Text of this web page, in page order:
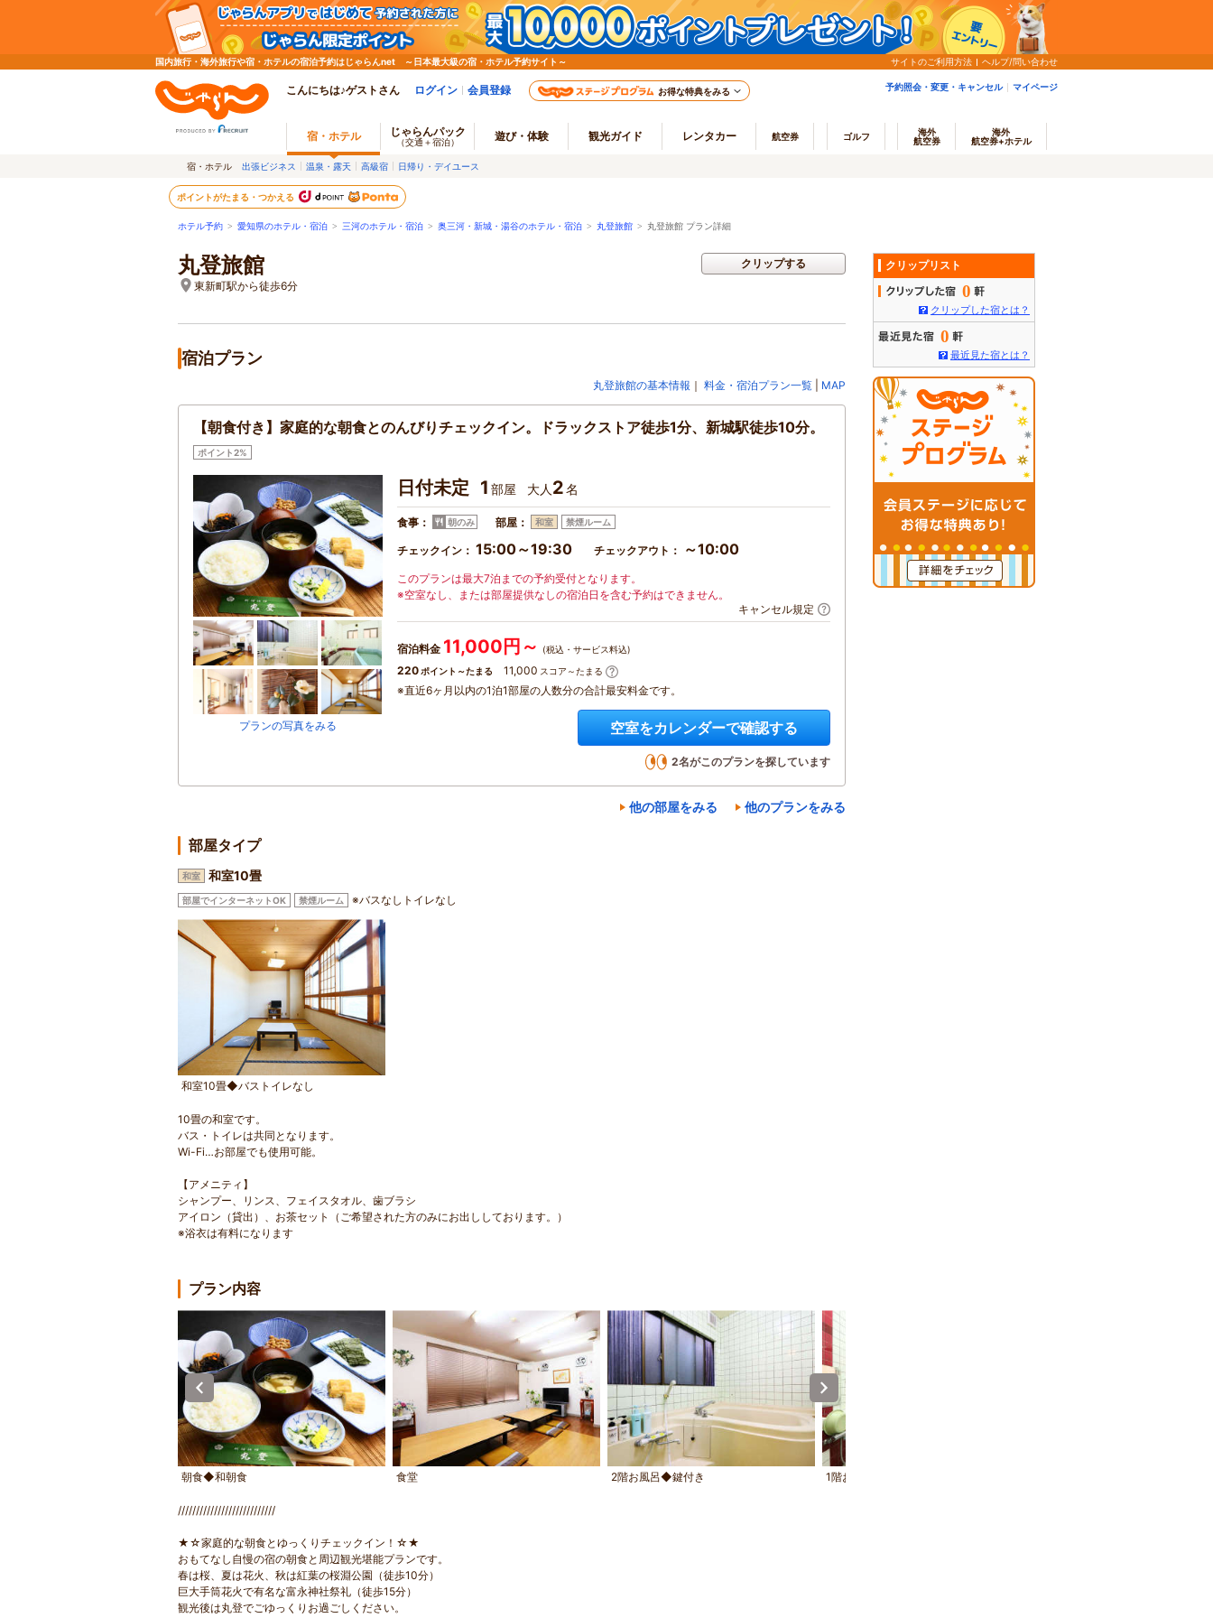
国内旅行・海外旅行や宿・ホテルの宿泊予約はじゃらんnet ～日本最大級の宿・ホテル予約サイト～ サイトのご利用方法 ヘルプ/問い合わせ
こんにちは♪ゲストさん ログイン 会員登録 お得な特典をみる 予約照会・変更・キャンセル マイページ
宿・ホテル じゃらんパック
（交通＋宿泊） 遊び・体験 観光ガイド レンタカー 航空券 ゴルフ
海外
航空券
海外
航空券+ホテル
宿・ホテル 出張ビジネス 温泉・露天 高級宿 日帰り・デイユース
ポイントがたまる・つかえる
ホテル予約 > 愛知県のホテル・宿泊 > 三河のホテル・宿泊 > 奥三河・新城・湯谷のホテル・宿泊 > 丸登旅館 > 丸登旅館 プラン詳細
丸登旅館
東新町駅から徒歩6分
クリップする
宿泊プラン
丸登旅館の基本情報 ｜ 料金・宿泊プラン一覧 MAP
【朝食付き】家庭的な朝食とのんびりチェックイン。ドラックストア徒歩1分、新城駅徒歩10分。
ポイント2%
プランの写真をみる
日付未定 1 部屋 大人 2名
食事： 朝のみ 部屋： 和室 禁煙ルーム
チェックイン： 15:00～19:30 チェックアウト： ～10:00
このプランは最大7泊までの予約受付となります。
※空室なし、または部屋提供なしの宿泊日を含む予約はできません。
キャンセル規定
宿泊料金 11,000円～ (税込・サービス料込)
220 ポイント～たまる 11,000 スコア～たまる
※直近6ヶ月以内の1泊1部屋の人数分の合計最安料金です。
空室をカレンダーで確認する
2名がこのプランを探しています
他の部屋をみる 他のプランをみる
部屋タイプ
和室 和室10畳
部屋でインターネットOK 禁煙ルーム ※バスなしトイレなし
和室10畳◆バストイレなし
10畳の和室です。
バス・トイレは共同となります。
Wi-Fi…お部屋でも使用可能。
【アメニティ】
シャンプー、リンス、フェイスタオル、歯ブラシ
アイロン（貸出）、お茶セット（ご希望された方のみにお出ししております。）
※浴衣は有料になります
プラン内容
朝食◆和朝食 食堂 2階お風呂◆鍵付き 1階お風呂
///////////////////////////
★☆家庭的な朝食とゆっくりチェックイン！☆★
おもてなし自慢の宿の朝食と周辺観光堪能プランです。
春は桜、夏は花火、秋は紅葉の桜淵公園（徒歩10分）
巨大手筒花火で有名な富永神社祭礼（徒歩15分）
観光後は丸登でごゆっくりお過ごしください。
クリップリスト
0
クリップした宿とは？
0
最近見た宿とは？